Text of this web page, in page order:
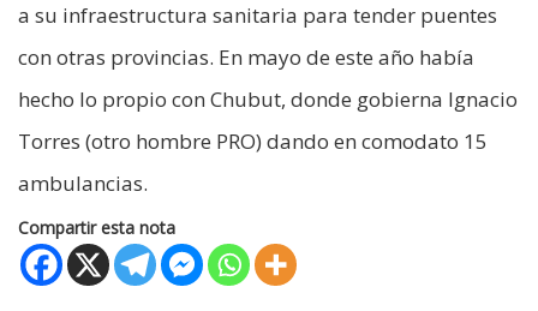
a su infraestructura sanitaria para tender puentes
con otras provincias. En mayo de este año había
hecho lo propio con Chubut, donde gobierna Ignacio
Torres (otro hombre PRO) dando en comodato 15
ambulancias.
Compartir esta nota